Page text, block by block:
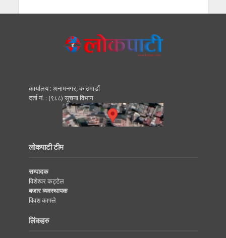
कार्यालय : अनामनगर, काठमाडाैं
दर्ता नं. : (९८८) सूचना विभाग
लोकपाटी टीम
सम्पादक
विशेश्वर कट्टेल
बजार व्यवस्थापक
विवश काफ्ले
लिंकहरु